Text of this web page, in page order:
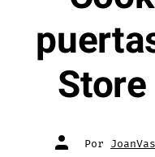
Autor
de Por